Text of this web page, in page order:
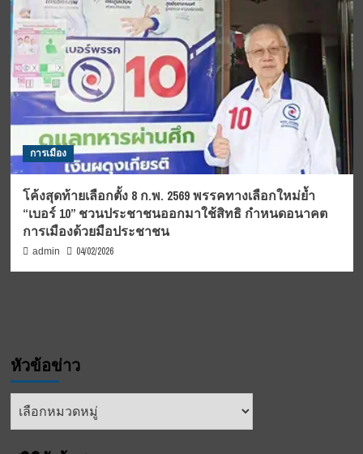
การเมือง
โค้งสุดท้ายเลือกตั้ง 8 ก.พ. 2569 พรรคทางเลือกใหม่ย้ำ
“เบอร์ 10” ชวนประชาชนออกมาใช้สิทธิ กำหนดอนาคต
การเมืองด้วยมือประชาชน
admin 04/02/2026
หัวข้อข่าว
หัวข้อ